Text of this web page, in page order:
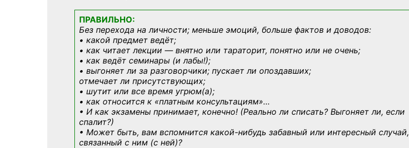
ПРАВИЛЬНО:
Без перехода на личности; меньше эмоций, больше фактов и доводов:
• какой предмет ведёт;
• как читает лекции — внятно или тараторит, понятно или не очень;
• как ведёт семинары (и лабы!);
• выгоняет ли за разговорчики; пускает ли опоздавших;
отмечает ли присутствующих;
• шутит или все время угрюм(а);
• как относится к «платным консультациям»…
• И как экзамены принимает, конечно! (Реально ли списать? Выгоняет ли, если
спалит?)
• Может быть, вам вспомнится какой-нибудь забавный или интересный случай,
связанный с ним (с ней)?